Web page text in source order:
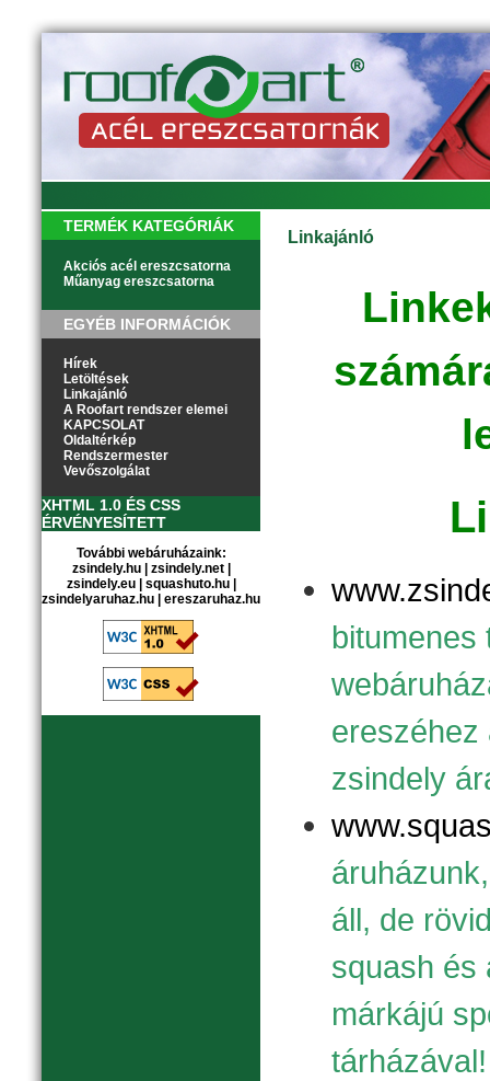
TERMÉK KATEGÓRIÁK
Akciós acél ereszcsatorna
Műanyag ereszcsatorna
EGYÉB INFORMÁCIÓK
Hírek
Letöltések
Linkajánló
A Roofart rendszer elemei
KAPCSOLAT
Oldaltérkép
Rendszermester
Vevőszolgálat
XHTML 1.0 ÉS CSS
ÉRVÉNYESÍTETT
További webáruházaink:
zsindely.hu| zsindely.net|
zsindely.eu| squashuto.hu|
zsindelyaruhaz.hu
ereszaruhaz.hu
Linkajánló
bitumenes
ereszéhez
zsindely
áll, de
squash és
márkájú
tárházával!